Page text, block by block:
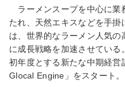
ラーメンスープを中心に業
たれ、天然エキスなどを手掛
は、世界的なラーメン人気の
に成長戦略を加速させている
初年度とする新たな中期経営
Glocal Engine」をスタート